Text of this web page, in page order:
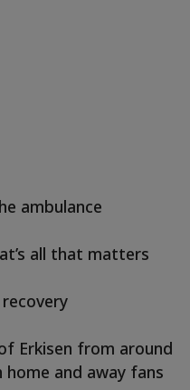
ambulance
all that matters
Erkisen from around
and away fans